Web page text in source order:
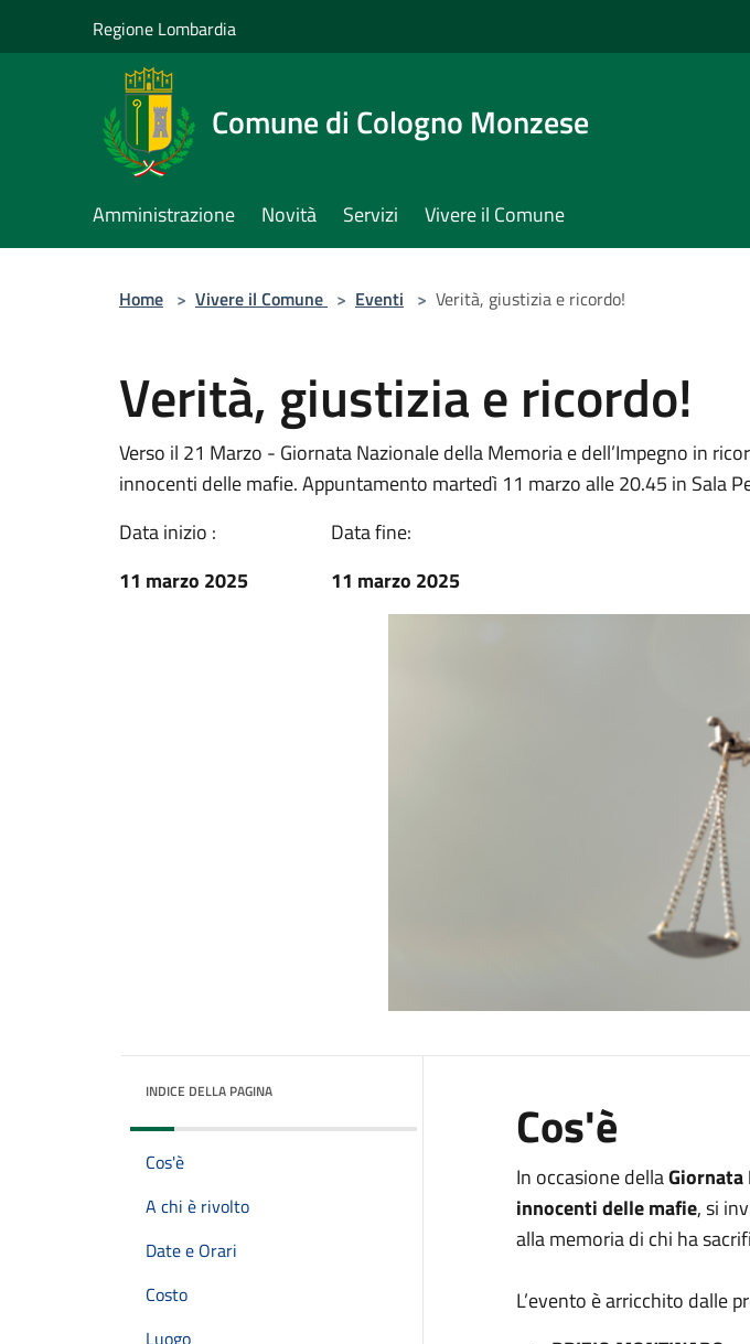
Regione Lombardia
Comune di Cologno Monzese
Amministrazione Novità Servizi Vivere il Comune
Home > Vivere il Comune > Eventi > Verità, giustizia e ricordo!
Verità, giustizia e ricordo!
Verso il 21 Marzo - Giornata Nazionale della Memoria e dell’Impegno in
innocenti delle mafie. Appuntamento martedì 11 marzo alle 20.45 in Sala
Data inizio :
11 marzo 2025
Data fine:
11 marzo 2025
INDICE DELLA PAGINA
Cos'è
A chi è rivolto
Date e Orari
Costo
Luogo
Cos'è
In occasione dellaGiornata
innocenti delle mafie, si
alla memoria di chi ha
L’evento è arricchito dalle